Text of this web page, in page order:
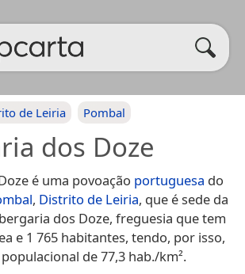
de Leiria Pombal
dos Doze
é uma povoação portuguesa do
, Distrito de Leiria, que é sede da
dos Doze, freguesia que tem
e 1 765 habitantes, tendo, por isso,
de 77,3 hab./km².